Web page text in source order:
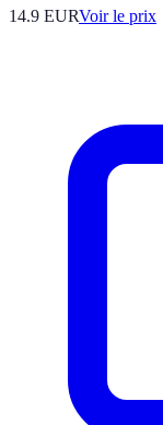
14.9 EURVoir le prix